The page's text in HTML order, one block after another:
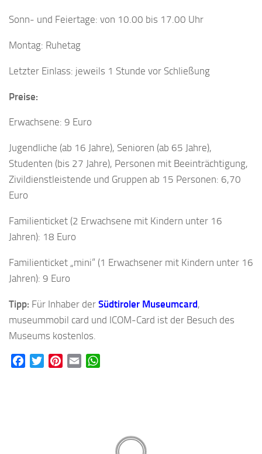
Sonn- und Feiertage: von 10.00 bis 17.00 Uhr
Montag: Ruhetag
Letzter Einlass: jeweils 1 Stunde vor Schließung
Preise:
Erwachsene: 9 Euro
Jugendliche (ab 16 Jahre), Senioren (ab 65 Jahre),
Studenten (bis 27 Jahre), Personen mit Beeinträchtigung,
Zivildienstleistende und Gruppen ab 15 Personen: 6,70
Euro
Familienticket (2 Erwachsene mit Kindern unter 16
Jahren): 18 Euro
Familienticket „mini“ (1 Erwachsener mit Kindern unter 16
Jahren): 9 Euro
Tipp: Für Inhaber der Südtiroler Museumcard,
museummobil card und ICOM-Card ist der Besuch des
Museums kostenlos.
FacebookTwitterPinterest
Email